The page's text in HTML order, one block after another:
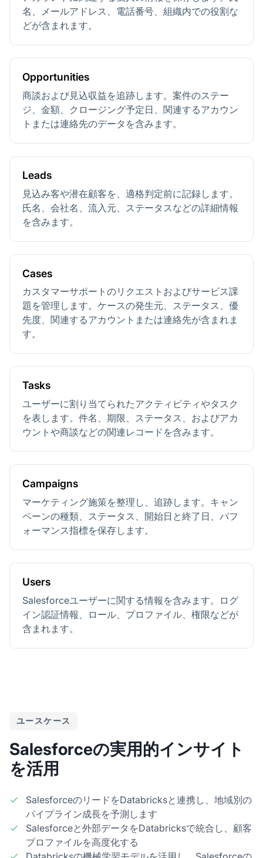
名、メールアドレス、電話番号、組織内での役割な
どが含まれます。
Opportunities
商談および見込収益を追跡します。案件のステー
ジ、金額、クロージング予定日、関連するアカウン
トまたは連絡先のデータを含みます。
Leads
見込み客や潜在顧客を、適格判定前に記録します。
氏名、会社名、流入元、ステータスなどの詳細情報
を含みます。
Cases
カスタマーサポートのリクエストおよびサービス課
題を管理します。ケースの発生元、ステータス、優
先度、関連するアカウントまたは連絡先が含まれま
す。
Tasks
ユーザーに割り当てられたアクティビティやタスク
を表します。件名、期限、ステータス、およびアカ
ウントや商談などの関連レコードを含みます。
Campaigns
マーケティング施策を整理し、追跡します。キャン
ペーンの種類、ステータス、開始日と終了日、パフ
ォーマンス指標を保存します。
Users
Salesforceユーザーに関する情報を含みます。ログ
イン認証情報、ロール、プロファイル、権限などが
含まれます。
ユースケース
Salesforceの実用的インサイト
を活用
SalesforceのリードをDatabricksと連携し、地域別の
パイプライン成長を予測します
Salesforceと外部データをDatabricksで統合し、顧客
プロファイルを高度化する